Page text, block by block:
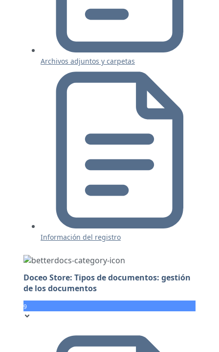
Archivos adjuntos y carpetas
Información del registro
Doceo Store: Tipos de documentos: gestión
de los documentos
9